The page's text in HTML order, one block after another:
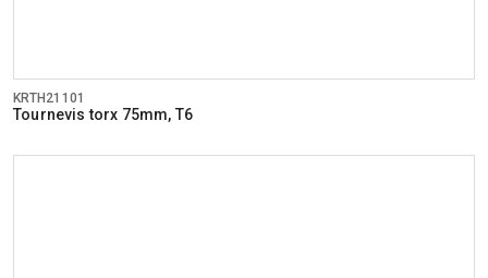
KRTH21101
Tournevis torx 75mm, T6